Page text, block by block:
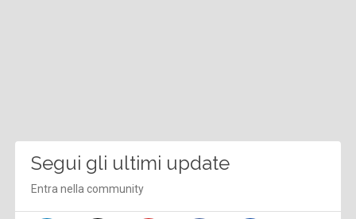
Segui gli ultimi update
Entra nella community